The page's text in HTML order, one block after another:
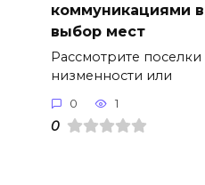
коммуникациями
выбор мест
Рассмотрите
низменности или
0 1
0